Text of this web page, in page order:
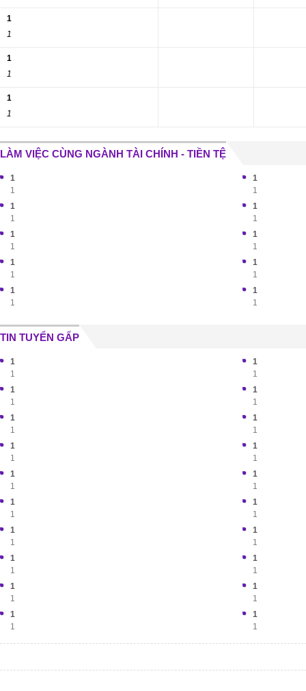
1
1
1
1
1
1
LÀM VIỆC CÙNG NGÀNH TÀI CHÍNH - TIỀN TỆ
1
1
1
1
1
1
1
1
1
1
1
1
1
1
1
1
1
1
1
1
TIN TUYỂN GẤP
1
1
1
1
1
1
1
1
1
1
1
1
1
1
1
1
1
1
1
1
1
1
1
1
1
1
1
1
1
1
1
1
1
1
1
1
1
1
1
1